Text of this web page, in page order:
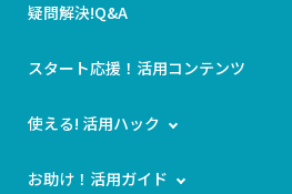
疑問解決!Q&A
スタート応援！活用コンテンツ
使える! 活用ハック
お助け！活用ガイド